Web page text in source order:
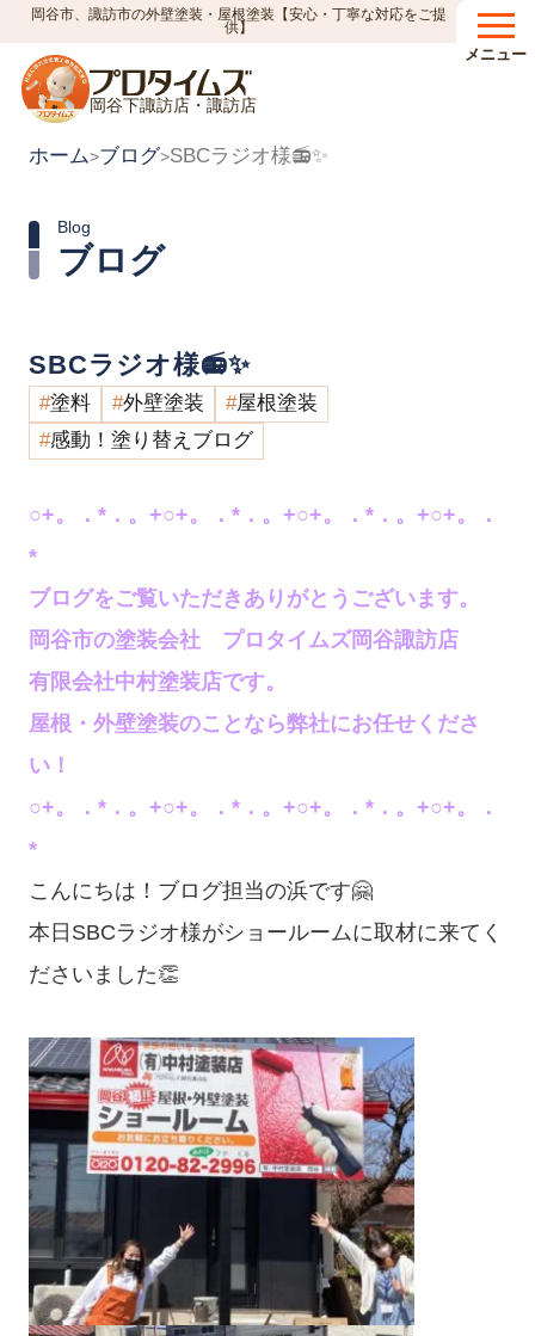
岡谷市、諏訪市の外壁塗装・屋根塗装【安心・丁寧な対応をご提
供】
岡谷下諏訪店・諏訪店
メニュー
ホーム>ブログ>SBCラジオ様📻✨
ブログ
Blog
SBCラジオ様📻✨
塗料 外壁塗装
屋根塗装
感動！塗り替えブログ
○+。．*．。+○+。．*．。+○+。．*．。+○+。．
*
ブログをご覧いただきありがとうございます。
岡谷市の塗装会社 プロタイムズ岡谷諏訪店
有限会社中村塗装店です。
屋根・外壁塗装のことなら弊社にお任せくださ
い！
○+。．*．。+○+。．*．。+○+。．*．。+○+。．
*
こんにちは！ブログ担当の浜です🤗
本日SBCラジオ様がショールームに取材に来てく
ださいました👏